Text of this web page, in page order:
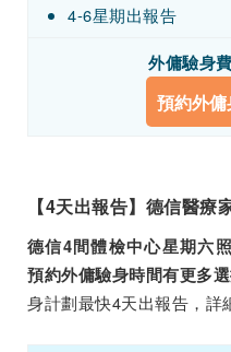
4-6星期出報告
外傭驗身
預約外
【4天出報告】德信醫療
德信4間體檢中心星期六
預約外傭驗身時間有更多選
身計劃最快4天出報告，詳